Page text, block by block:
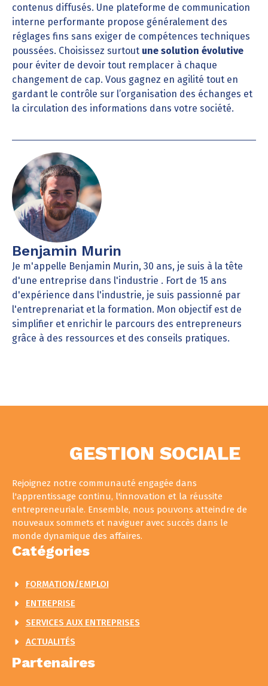
contenus diffusés. Une plateforme de communication
interne performante propose généralement des
réglages fins sans exiger de compétences techniques
poussées. Choisissez surtout une solution évolutive
pour éviter de devoir tout remplacer à chaque
changement de cap. Vous gagnez en agilité tout en
gardant le contrôle sur l’organisation des échanges et
la circulation des informations dans votre société.
Benjamin Murin
Je m'appelle Benjamin Murin, 30 ans, je suis à la tête
d'une entreprise dans l'industrie . Fort de 15 ans
d'expérience dans l'industrie, je suis passionné par
l'entreprenariat et la formation. Mon objectif est de
simplifier et enrichir le parcours des entrepreneurs
grâce à des ressources et des conseils pratiques.
GESTION SOCIALE
Rejoignez notre communauté engagée dans
l'apprentissage continu, l'innovation et la réussite
entrepreneuriale. Ensemble, nous pouvons atteindre de
nouveaux sommets et naviguer avec succès dans le
monde dynamique des affaires.
Catégories
FORMATION/EMPLOI
ENTREPRISE
SERVICES AUX ENTREPRISES
ACTUALITÉS
Partenaires